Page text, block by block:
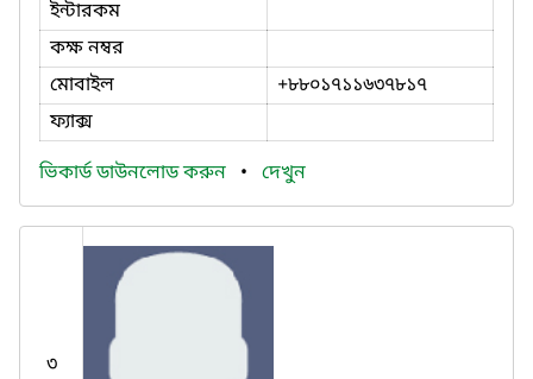
ইন্টারকম
কক্ষ নম্বর
মোবাইল
+৮৮০১৭১১৬৩৭৮১৭
ফ্যাক্স
ভিকার্ড ডাউনলোড করুন • দেখুন
৩